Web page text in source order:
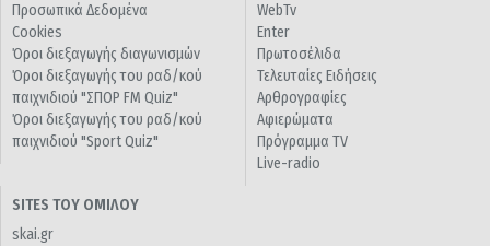
Προσωπικά Δεδομένα
Cookies
Όροι διεξαγωγής διαγωνισμών
Όροι διεξαγωγής του ραδ/κού
παιχνιδιού "ΣΠΟΡ FM Quiz"
Όροι διεξαγωγής του ραδ/κού
παιχνιδιού "Sport Quiz"
WebTv
Enter
Πρωτοσέλιδα
Τελευταίες Ειδήσεις
Αρθρογραφίες
Αφιερώματα
Πρόγραμμα TV
Live-radio
SITES ΤΟΥ ΟΜΙΛΟΥ
skai.gr